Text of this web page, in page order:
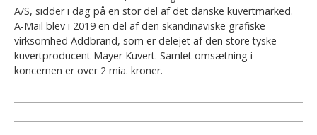
A/S, sidder i dag på en stor del af det danske kuvertmarked.
A-Mail blev i 2019 en del af den skandinaviske grafiske
virksomhed Addbrand, som er delejet af den store tyske
kuvertproducent Mayer Kuvert. Samlet omsætning i
koncernen er over 2 mia. kroner.